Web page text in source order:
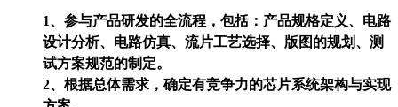
1、参与产品研发的全流程，包括：产品规格定义、电路
设计分析、电路仿真、流片工艺选择、版图的规划、测
试方案规范的制定。
2、根据总体需求，确定有竞争力的芯片系统架构与实现